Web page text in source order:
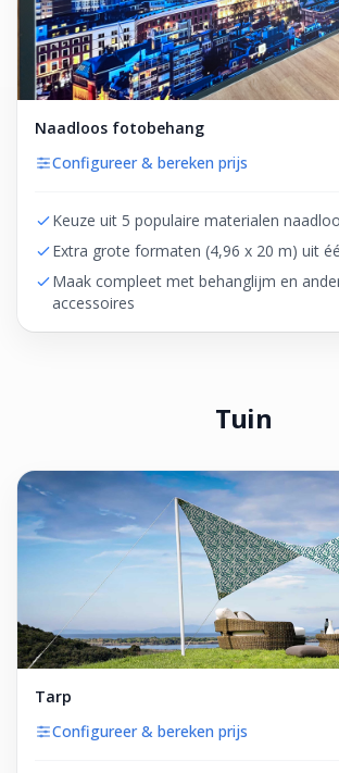
Naadloos fotobehang
Configureer & bereken prijs
Keuze uit 5 populaire materialen
Extra grote formaten (4,96 x 20 m) uit
Maak compleet met behanglijm en
accessoires
Tuin
Tarp
Configureer & bereken prijs